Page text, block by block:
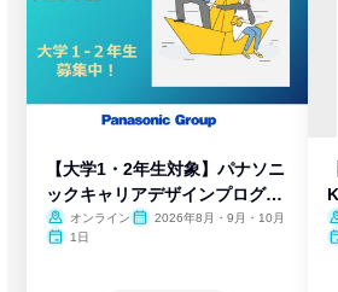
【大学1・2年生対象】パナソニ
ックキャリアデザインプログラ
ム
オンライン
2026年8月・9月・10月
1日